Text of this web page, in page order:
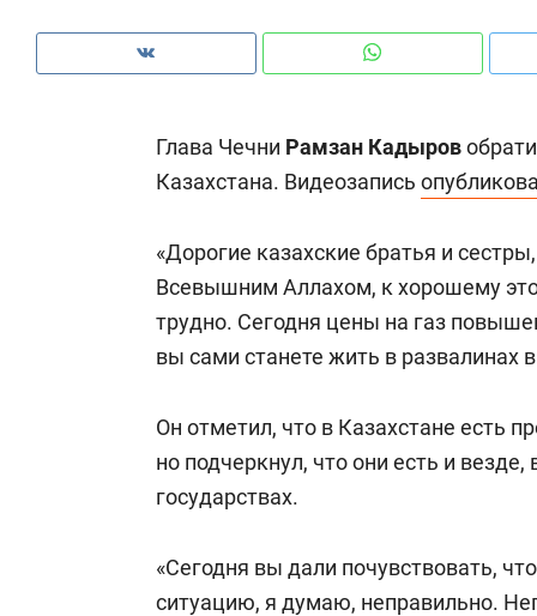
Глава Чечни Рамзан Кадыров
Казахстана. Видеозапись
«Дорогие казахские братья и
Всевышним Аллахом, к хорошему
трудно. Сегодня цены на газ
вы сами станете жить в развалинах
Он отметил, что в Казахстане есть
но подчеркнул, что они есть и
государствах.
«Сегодня вы дали почувствовать,
ситуацию, я думаю, неправильно.
Оставить шум за волной: как
строят тишину в казанском
ЖК «Заря»
когда
свою